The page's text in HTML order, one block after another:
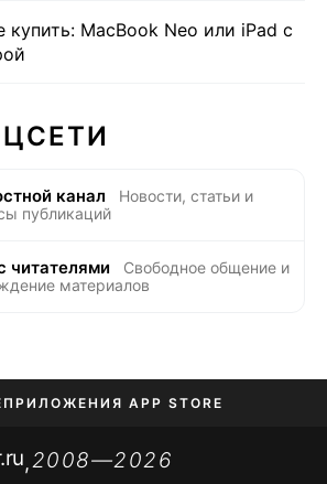
купить: MacBook Neo или iPad с
канал
Новости, статьи и
публикаций
читателями
Свободное общение и
материалов
ПРИЛОЖЕНИЯ APP STORE
ПРИЛОЖЕНИЯ БЕЗ APP STORE
,2008—2026